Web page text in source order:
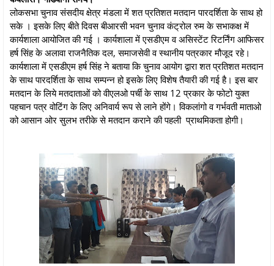
लोकसभा चुनाव संसदीय क्षेत्र मंडला में शत प्रतिशत मतदान पारदर्शिता के साथ हो
सके । इसके लिए बीते दिवस बीआरसी भवन चुनाव कंट्रोल रुम के सभाकक्ष में
कार्यशाला आयोजित की गई । कार्यशाला में एसडीएम व असिस्टेंट रिटर्निंग आफिसर
हर्ष सिंह के अलावा राजनैतिक दल, समाजसेवी व स्थानीय पत्रकार मौजूद रहे।
कार्यशाला में एसडीएम हर्ष सिंह ने बताया कि चुनाव आयोग द्वारा शत प्रतिशत मतदान
के साथ पारदर्शिता के साथ सम्पन्न हो इसके लिए विशेष तैयारी की गई है। इस बार
मतदान के लिये मतदाताओं को वीएलओ पर्ची के साथ 12 प्रकार के फोटो युक्त
पहचान पत्र वोटिंग के लिए अनिवार्य रूप से लाने होंगे। विकलांगो व गर्भवती माताओ
को आसान ओर सुलभ तरीके से मतदान कराने की पहली प्राथमिकता होगी।